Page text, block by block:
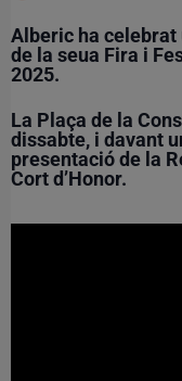
Alberic ha
de la seua Fira i
2025.
La Plaça de la
dissabte, i davant
presentació de la
Cort d’Honor.